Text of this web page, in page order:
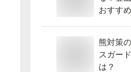
おすす
熊対策
スガー
は？